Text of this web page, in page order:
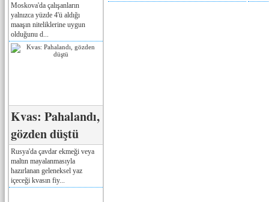
Moskova'da çalışanların
yalnızca yüzde 4'ü aldığı
maaşın niteliklerine uygun
olduğunu d...
Kvas: Pahalandı,
gözden düştü
Rusya'da çavdar ekmeği veya
maltın mayalanmasıyla
hazırlanan geleneksel yaz
içeceği kvasın fiy...